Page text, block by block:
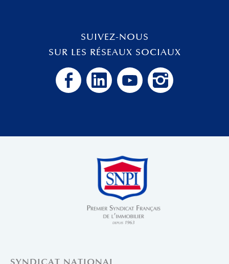
SUIVEZ-NOUS
SUR LES RÉSEAUX SOCIAUX